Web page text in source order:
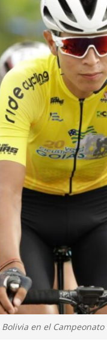
en el